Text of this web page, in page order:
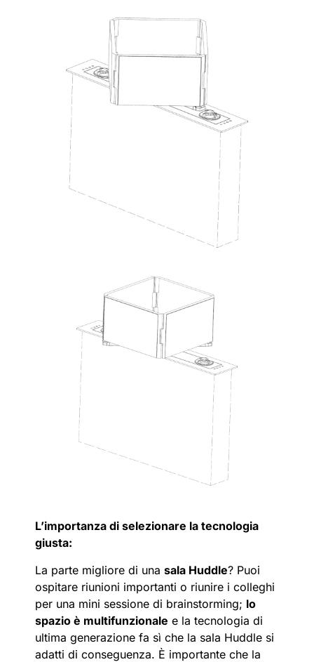
L’importanza di selezionare la tecnologia
giusta:
La parte migliore di una sala Huddle? Puoi
ospitare riunioni importanti o riunire i colleghi
per una mini sessione di brainstorming; lo
spazio è multifunzionale e la tecnologia di
ultima generazione fa sì che la sala Huddle si
adatti di conseguenza. È importante che la